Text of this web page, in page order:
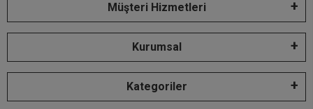
Müşteri Hizmetleri
Kurumsal
Kategoriler